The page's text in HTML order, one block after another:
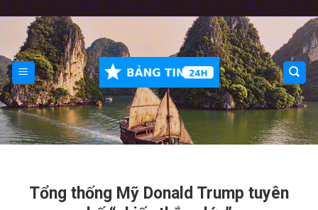
Skip
to
content
Tổng thống Mỹ Donald Trump tuyên